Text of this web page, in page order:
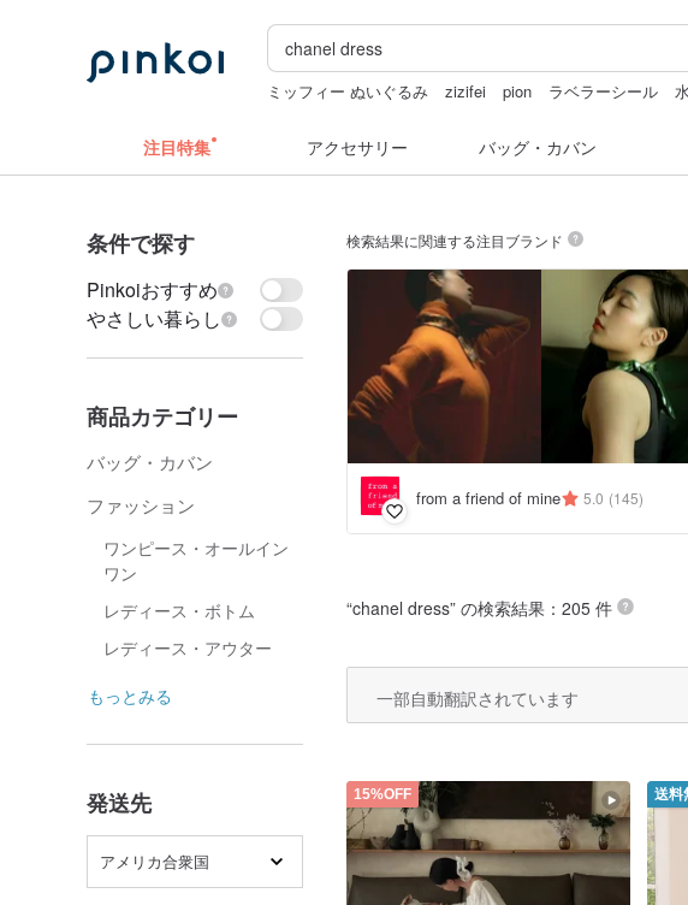
ミッフィー ぬいぐるみ zizifei pion ラベラーシール
注目特集 アクセサリー バッグ・カバン
条件で探す
Pinkoiおすすめ
やさしい暮らし
商品カテゴリー
バッグ・カバン
ファッション
ワンピース・オールイン
ワン
レディース・ボトム
レディース・アウター
もっとみる
発送先
アメリカ合衆国
検索結果に関連する注目ブランド
from a friend of mine 5.0 (145)
“chanel dress” の検索結果：205 件
一部自動翻訳されています
15%OFF 送料